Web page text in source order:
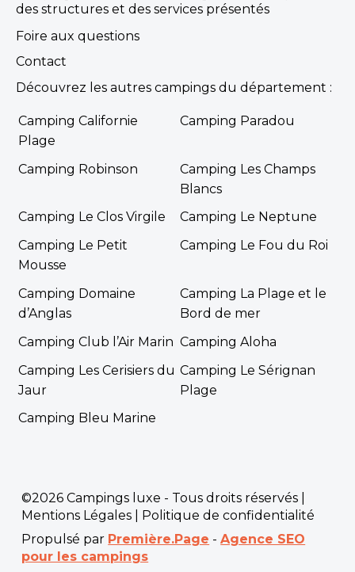
des structures et des services présentés
Foire aux questions
Contact
Découvrez les autres campings du département :
Camping Californie
Plage
Camping Paradou
Camping Robinson
Camping Les Champs
Blancs
Camping Le Clos Virgile
Camping Le Neptune
Camping Le Petit
Mousse
Camping Le Fou du Roi
Camping Domaine
d’Anglas
Camping La Plage et le
Bord de mer
Camping Club l’Air Marin Camping Aloha
Camping Les Cerisiers du
Jaur
Camping Le Sérignan
Plage
Camping Bleu Marine
©2026 Campings luxe - Tous droits réservés |
Mentions Légales
Politique de confidentialité
Propulsé par Première.Page -Agence SEO
pour les campings